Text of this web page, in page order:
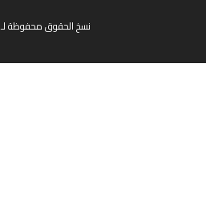
نسخ الحقوق محفوظة لـ